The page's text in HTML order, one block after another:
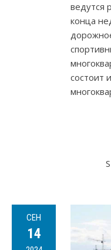
ведутся
конца
состоит
СЕН
14